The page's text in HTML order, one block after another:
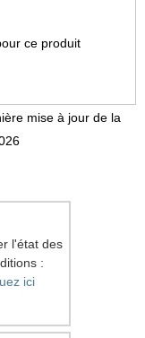
ce produit
mise à jour de la
l'état des
:
ici